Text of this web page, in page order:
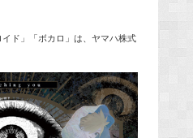
ド」「ボカロ」は、ヤマハ株式